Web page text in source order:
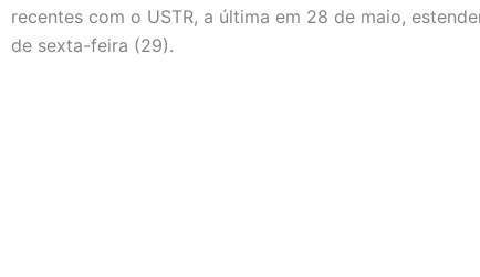
recentes com o USTR, a última em 28 de maio,
de sexta-feira (29).